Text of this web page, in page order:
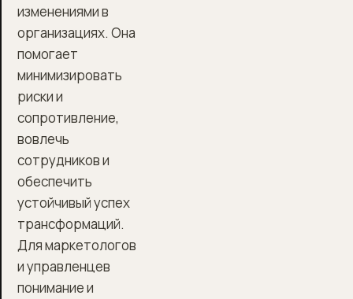
изменениями в
организациях. Она
помогает
минимизировать
риски и
сопротивление,
вовлечь
сотрудников и
обеспечить
устойчивый успех
трансформаций.
Для маркетологов
и управленцев
понимание и